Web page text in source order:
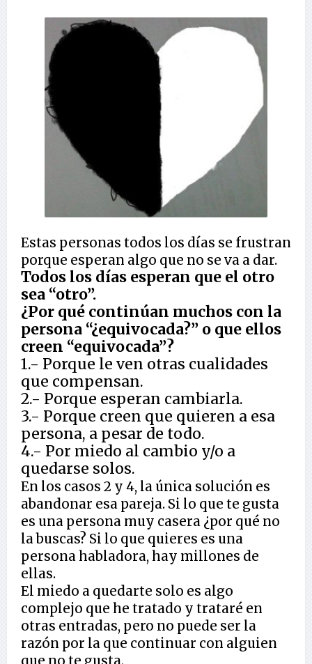
Estas personas todos los días se frustran
porque esperan algo que no se va a dar.
Todos los días esperan que el otro
sea “otro”.
¿Por qué continúan muchos con la
persona “¿equivocada?” o que ellos
creen “equivocada”?
1.- Porque le ven otras cualidades
que compensan.
2.- Porque esperan cambiarla.
3.- Porque creen que quieren a esa
persona, a pesar de todo.
4.- Por miedo al cambio y/o a
quedarse solos.
En los casos 2 y 4, la única solución es
abandonar esa pareja. Si lo que te gusta
es una persona muy casera ¿por qué no
la buscas? Si lo que quieres es una
persona habladora, hay millones de
ellas.
El miedo a quedarte solo es algo
complejo que he tratado y trataré en
otras entradas, pero no puede ser la
razón por la que continuar con alguien